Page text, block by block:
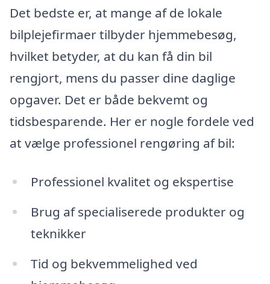
Det bedste er, at mange af de lokale
bilplejefirmaer tilbyder hjemmebesøg,
hvilket betyder, at du kan få din bil
rengjort, mens du passer dine daglige
opgaver. Det er både bekvemt og
tidsbesparende. Her er nogle fordele ved
at vælge professionel rengøring af bil:
Professionel kvalitet og ekspertise
Brug af specialiserede produkter og
teknikker
Tid og bekvemmelighed ved